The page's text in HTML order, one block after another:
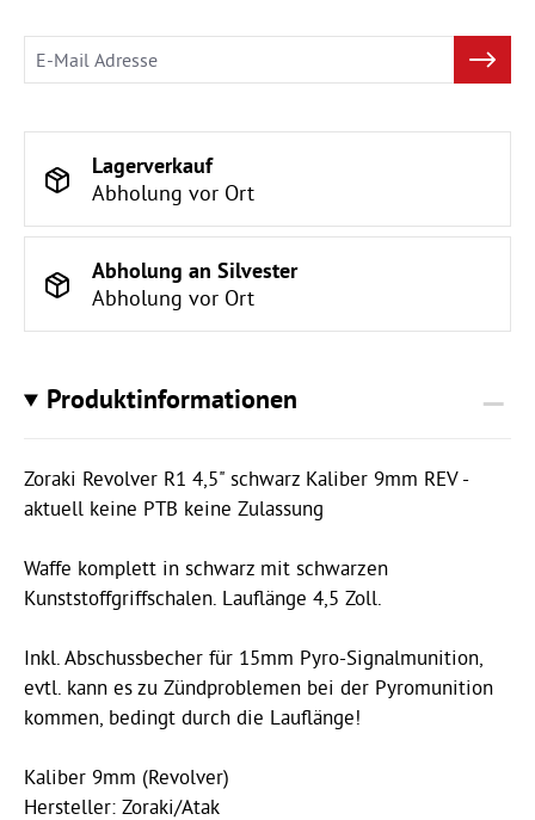
Lagerverkauf
Abholung vor Ort
Abholung an Silvester
Abholung vor Ort
Produktinformationen
Zoraki Revolver R1 4,5" schwarz Kaliber 9mm REV -
aktuell keine PTB keine Zulassung
Waffe komplett in schwarz mit schwarzen
Kunststoffgriffschalen. Lauflänge 4,5 Zoll.
Inkl. Abschussbecher für 15mm Pyro-Signalmunition,
evtl. kann es zu Zündproblemen bei der Pyromunition
kommen, bedingt durch die Lauflänge!
Kaliber 9mm (Revolver)
Hersteller: Zoraki/Atak